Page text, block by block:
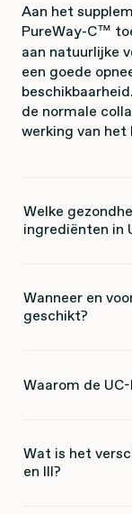
Aan het
PureWay-C™
aan natuurlijke
een goede
de normale
werking van het
Welke
ingrediënten in
Wanneer en
geschikt?
Waarom de
Wat is het
en III?